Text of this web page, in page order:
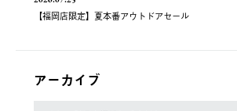
【福岡店限定】夏本番アウトドアセール
アーカイブ